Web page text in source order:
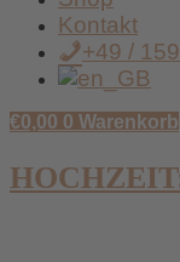
Kontakt
+49 /
€0,00 0 Warenkorb